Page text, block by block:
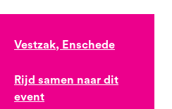
Vestzak, Enschede
Rijd samen naar dit
event